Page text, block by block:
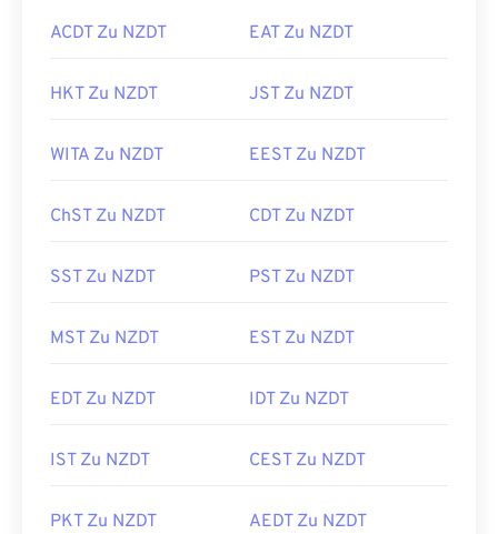
ACDT Zu NZDT EAT Zu NZDT
HKT Zu NZDT JST Zu NZDT
WITA Zu NZDT EEST Zu NZDT
ChST Zu NZDT CDT Zu NZDT
SST Zu NZDT PST Zu NZDT
MST Zu NZDT EST Zu NZDT
EDT Zu NZDT IDT Zu NZDT
IST Zu NZDT CEST Zu NZDT
PKT Zu NZDT AEDT Zu NZDT